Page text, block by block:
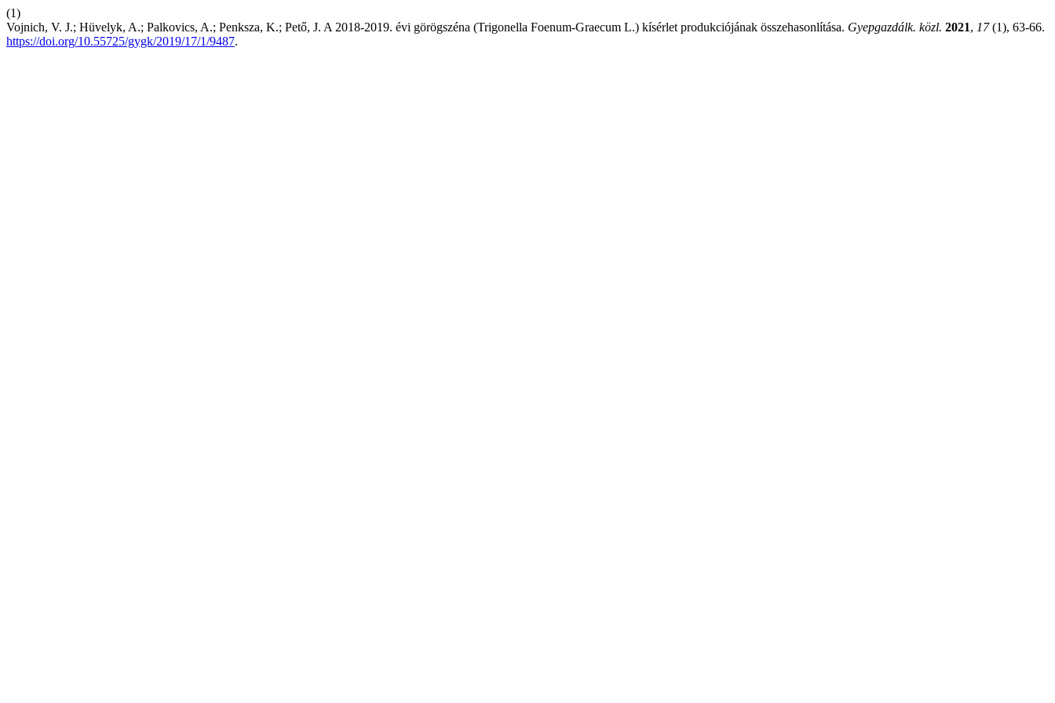
(1)
Vojnich, V. J.; Hüvelyk, A.; Palkovics, A.; Penksza, K.; Pető, J. A 2018-2019. évi görögszéna (Trigonella Foenum-Graecum L.) kísérlet produkciójának összehasonlítása. Gyepgazdálk. közl. 2021, 17(1), 63-66.
https://doi.org/10.55725/gygk/2019/17/1/9487.